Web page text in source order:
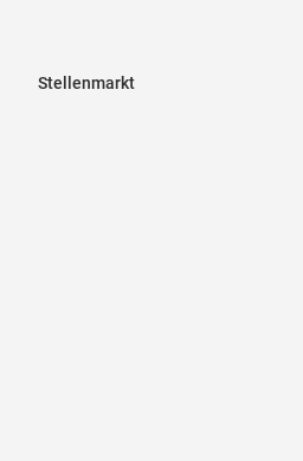
Stellenmarkt